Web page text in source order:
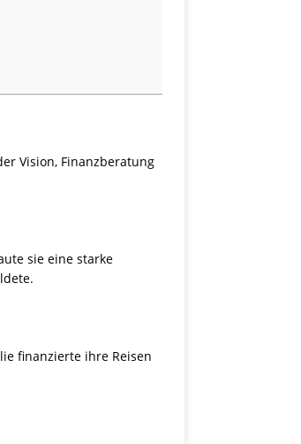
Vision, Finanzberatung
sie eine starke
finanzierte ihre Reisen